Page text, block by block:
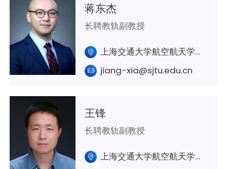
蒋东杰
长聘教轨副教授
上海交通大学航空航天学院A425室
jiang-xia@sjtu.edu.cn
王锋
长聘教轨副教授
上海交通大学航空航天学院A350室